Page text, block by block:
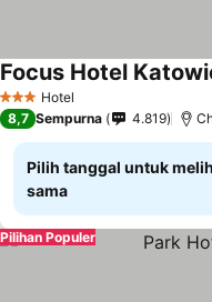
3 BintangHotel
Focus Hotel
8,7 Sempurna 4.819
Pilih tanggal untuk
sama
Pilihan Populer